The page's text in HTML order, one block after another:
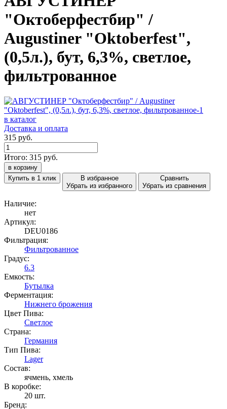
"Октоберфестбир" /
Augustiner "Oktoberfest",
(0,5л.), бут, 6,3%, светлое,
фильтрованное
в каталог
Доставка и оплата
315 руб.
Итого: 315 руб.
в корзину
Купить в 1 клик
В избранное
Убрать из избранного
Сравнить
Убрать из сравнения
Наличие:
нет
Артикул:
DEU0186
Фильтрация:
Фильтрованное
Градус:
6.3
Емкость:
Бутылка
Ферментация:
Нижнего брожения
Цвет Пива:
Светлое
Страна:
Германия
Тип Пива:
Lager
Состав:
ячмень, хмель
В коробке:
20 шт.
Бренд: